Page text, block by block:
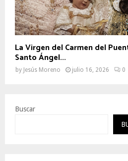
La Virgen del Carmen del
Santo Ángel...
by Jesús Moreno julio 16, 2026 0
Buscar